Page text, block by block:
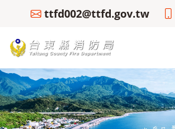
ttfd002@ttfd.gov.tw